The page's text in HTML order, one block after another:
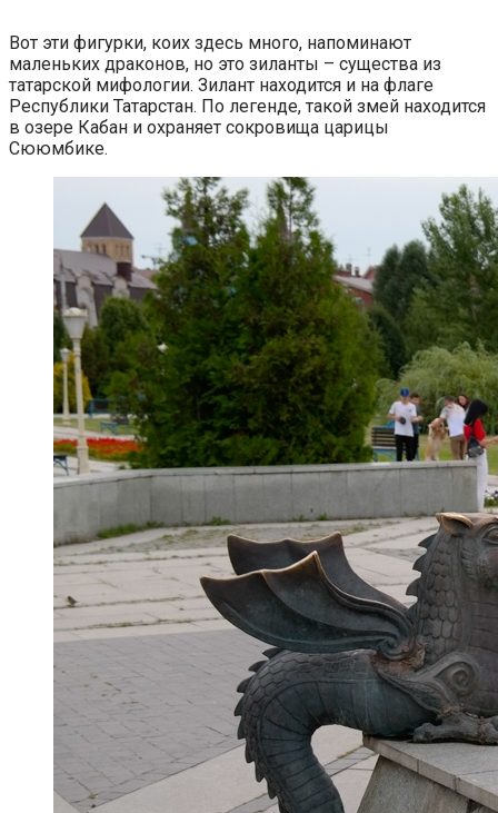
Вот эти фигурки, коих здесь много, напоминают
маленьких драконов, но это зиланты – существа из
татарской мифологии. Зилант находится и на флаге
Республики Татарстан. По легенде, такой змей находится
в озере Кабан и охраняет сокровища царицы
Сююмбике.